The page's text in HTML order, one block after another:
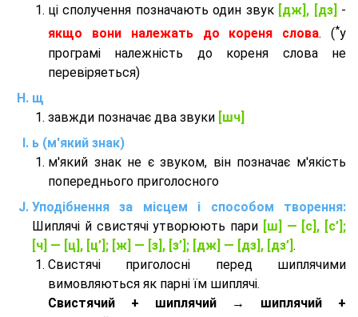
ці сполучення позначають один звук [дж], [дз] -
якщо вони належать до кореня слова. (*у
програмі належність до кореня слова не
перевіряеться)
щ
завжди позначає два звуки [шч]
ь (м'який знак)
м'який знак не є звуком, він позначає м'якість
попереднього приголосного
Уподібнення за місцем і способом творення:
Шиплячі й свистячі утворюють пари [ш] — [c], [с’];
[ч] — [ц], [ц’]; [ж] — [з], [з’]; [дж] — [дз], [дз’] .
Свистячі приголосні перед шиплячими
вимовляються як парні їм шиплячі.
Cвистячий + шиплячий → шиплячий +